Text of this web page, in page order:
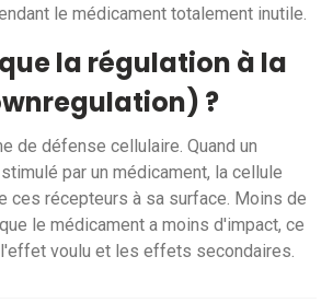
le médicament totalement inutile.
la régulation à la
?
de défense cellulaire. Quand un
par un médicament, la cellule
ces récepteurs à sa surface. Moins de
le médicament a moins d'impact, ce
voulu et les effets secondaires.